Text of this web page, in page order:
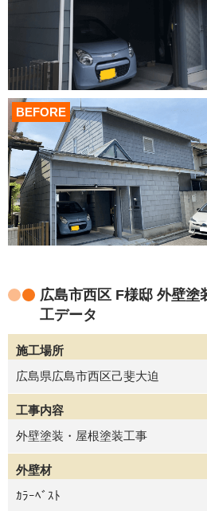
BEFORE
広島市西区 F様邸 外壁
工データ
施工場所
広島県広島市西区己斐大迫
工事内容
外壁塗装・屋根塗装工事
外壁材
ｶﾗｰﾍﾞｽﾄ